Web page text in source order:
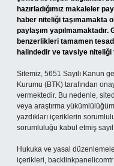
hazırladığımız makaleler
haber niteliği taşımamakta
paylaşım
benzerlikleri tamamen
halindedir ve tavsiye niteliği
Sitemiz, 5651 Sayılı Kanun
Kurumu (BTK) tarafından
vermektedir. Bu nedenle,
veya araştırma
yazdıkları içeriklerin
sorumluluğu kabul etmiş
Hukuka ve yasal
içerikleri,